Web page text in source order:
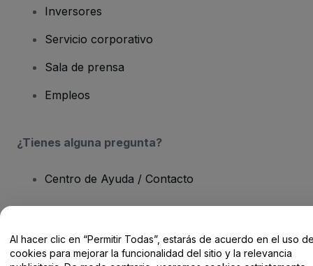
Inversores
Servicio corporativo
Sala de prensa
Empleos
¿Tienes alguna pregunta?
Centro de Ayuda / Contacto
Derechos reservados © viagogo GmbH 2026 Datos de la Empresa
Al hacer clic en “Permitir Todas”, estarás de acuerdo en el uso
cookies para mejorar la funcionalidad del sitio y la relevancia